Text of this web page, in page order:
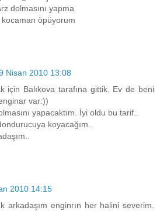
dolmasını yapma
öpüyorum
Nisan 2010 13:08
için Balıkova tarafına gittik. Ev de beni
var:))
yapacaktım. İyi oldu bu tarif..
koyacağım..
2010 14:15
arkadaşım enginrın her halini severim.